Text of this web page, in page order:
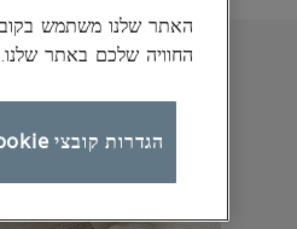
החוויה שלכם באתר שלנו.
הגדרות קובצי Cookie